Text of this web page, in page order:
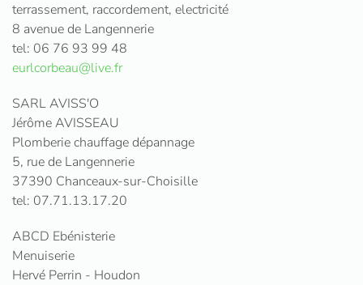
terrassement, raccordement, electricité
8 avenue de Langennerie
tel: 06 76 93 99 48
eurlcorbeau@live.fr
SARL AVISS'O
Jérôme AVISSEAU
Plomberie chauffage dépannage
5, rue de Langennerie
37390 Chanceaux-sur-Choisille
tel: 07.71.13.17.20
ABCD Ebénisterie
Menuiserie
Hervé Perrin - Houdon